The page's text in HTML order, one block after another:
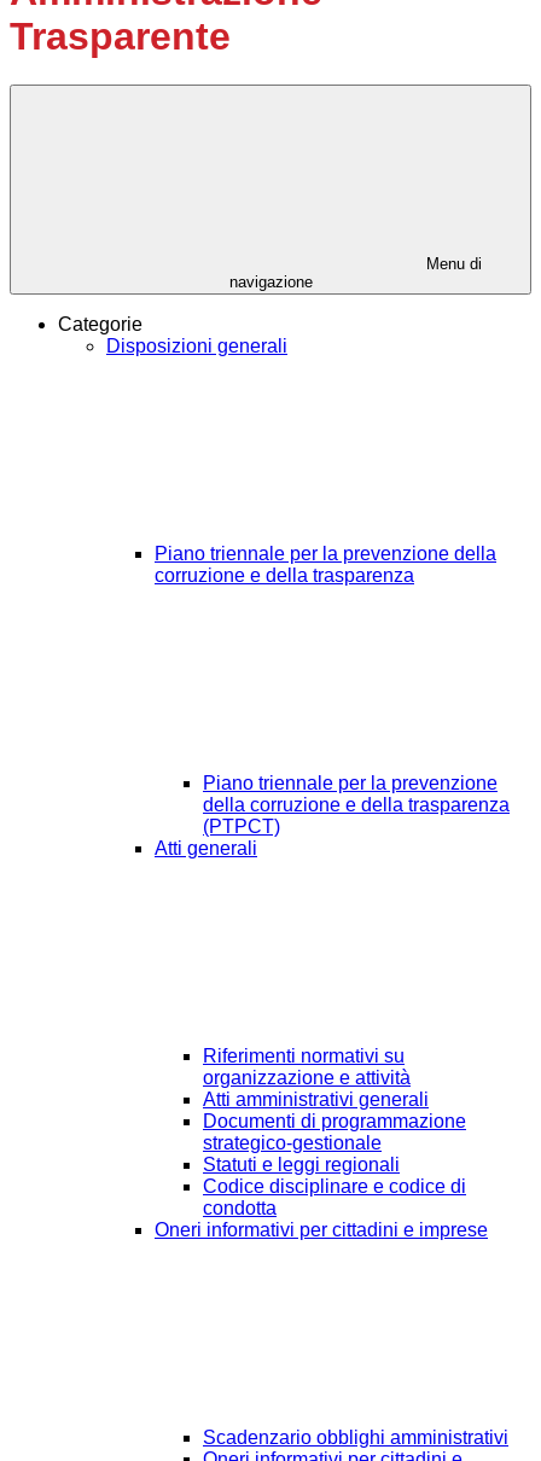
Trasparente
Menu di
navigazione
Categorie
Disposizioni generali
Piano triennale per la prevenzione della
corruzione e della trasparenza
Piano triennale per la prevenzione
della corruzione e della trasparenza
(PTPCT)
Atti generali
Riferimenti normativi su
organizzazione e attività
Atti amministrativi generali
Documenti di programmazione
strategico-gestionale
Statuti e leggi regionali
Codice disciplinare e codice di
condotta
Oneri informativi per cittadini e imprese
Scadenzario obblighi amministrativi